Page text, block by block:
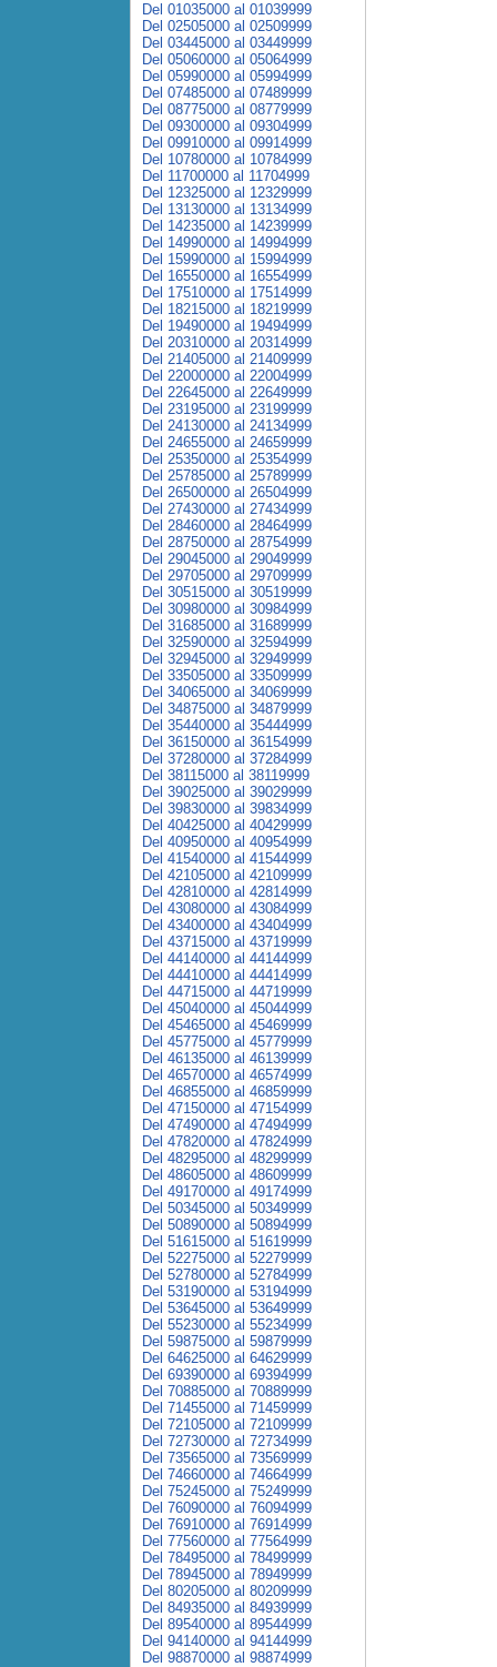
Del 01035000 al 01039999
Del 02505000 al 02509999
Del 03445000 al 03449999
Del 05060000 al 05064999
Del 05990000 al 05994999
Del 07485000 al 07489999
Del 08775000 al 08779999
Del 09300000 al 09304999
Del 09910000 al 09914999
Del 10780000 al 10784999
Del 11700000 al 11704999
Del 12325000 al 12329999
Del 13130000 al 13134999
Del 14235000 al 14239999
Del 14990000 al 14994999
Del 15990000 al 15994999
Del 16550000 al 16554999
Del 17510000 al 17514999
Del 18215000 al 18219999
Del 19490000 al 19494999
Del 20310000 al 20314999
Del 21405000 al 21409999
Del 22000000 al 22004999
Del 22645000 al 22649999
Del 23195000 al 23199999
Del 24130000 al 24134999
Del 24655000 al 24659999
Del 25350000 al 25354999
Del 25785000 al 25789999
Del 26500000 al 26504999
Del 27430000 al 27434999
Del 28460000 al 28464999
Del 28750000 al 28754999
Del 29045000 al 29049999
Del 29705000 al 29709999
Del 30515000 al 30519999
Del 30980000 al 30984999
Del 31685000 al 31689999
Del 32590000 al 32594999
Del 32945000 al 32949999
Del 33505000 al 33509999
Del 34065000 al 34069999
Del 34875000 al 34879999
Del 35440000 al 35444999
Del 36150000 al 36154999
Del 37280000 al 37284999
Del 38115000 al 38119999
Del 39025000 al 39029999
Del 39830000 al 39834999
Del 40425000 al 40429999
Del 40950000 al 40954999
Del 41540000 al 41544999
Del 42105000 al 42109999
Del 42810000 al 42814999
Del 43080000 al 43084999
Del 43400000 al 43404999
Del 43715000 al 43719999
Del 44140000 al 44144999
Del 44410000 al 44414999
Del 44715000 al 44719999
Del 45040000 al 45044999
Del 45465000 al 45469999
Del 45775000 al 45779999
Del 46135000 al 46139999
Del 46570000 al 46574999
Del 46855000 al 46859999
Del 47150000 al 47154999
Del 47490000 al 47494999
Del 47820000 al 47824999
Del 48295000 al 48299999
Del 48605000 al 48609999
Del 49170000 al 49174999
Del 50345000 al 50349999
Del 50890000 al 50894999
Del 51615000 al 51619999
Del 52275000 al 52279999
Del 52780000 al 52784999
Del 53190000 al 53194999
Del 53645000 al 53649999
Del 55230000 al 55234999
Del 59875000 al 59879999
Del 64625000 al 64629999
Del 69390000 al 69394999
Del 70885000 al 70889999
Del 71455000 al 71459999
Del 72105000 al 72109999
Del 72730000 al 72734999
Del 73565000 al 73569999
Del 74660000 al 74664999
Del 75245000 al 75249999
Del 76090000 al 76094999
Del 76910000 al 76914999
Del 77560000 al 77564999
Del 78495000 al 78499999
Del 78945000 al 78949999
Del 80205000 al 80209999
Del 84935000 al 84939999
Del 89540000 al 89544999
Del 94140000 al 94144999
Del 98870000 al 98874999